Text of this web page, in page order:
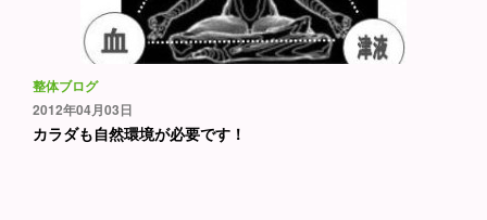
整体ブログ
2012年04月03日
カラダも自然環境が必要です！